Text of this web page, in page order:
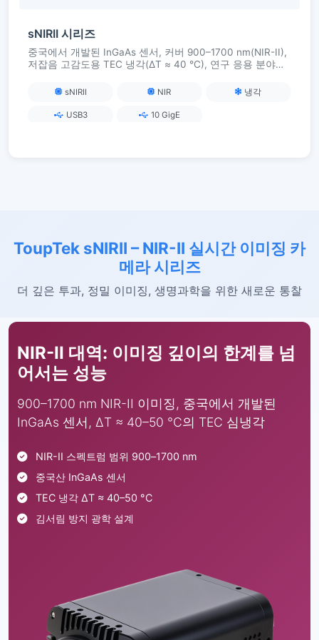
sNIRII 시리즈
중국에서 개발된 InGaAs 센서, 커버 900–1700 nm(NIR-II),
저잡음 고감도용 TEC 냉각(ΔT ≈ 40 °C), 연구 응용 분야의
sNIRII NIR 냉각
USB3 10 GigE
ToupTek sNIRII – NIR-II 실시간 이미징 카
메라 시리즈
더 깊은 투과, 정밀 이미징, 생명과학을 위한 새로운 통찰
NIR-II 대역: 이미징 깊이의 한계를 넘
어서는 성능
900–1700 nm NIR-II 이미징, 중국에서 개발된
InGaAs 센서, ΔT ≈ 40–50 °C의 TEC 심냉각
NIR-II 스펙트럼 범위 900–1700 nm
중국산 InGaAs 센서
TEC 냉각 ΔT ≈ 40–50 °C
김서림 방지 광학 설계